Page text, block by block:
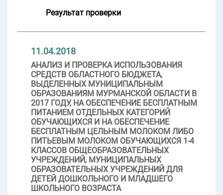
Результат проверки
11.04.2018
АНАЛИЗ И ПРОВЕРКА ИСПОЛЬЗОВАНИЯ
СРЕДСТВ ОБЛАСТНОГО БЮДЖЕТА,
ВЫДЕЛЕННЫХ МУНИЦИПАЛЬНЫМ
ОБРАЗОВАНИЯМ МУРМАНСКОЙ ОБЛАСТИ В
2017 ГОДУ, НА ОБЕСПЕЧЕНИЕ БЕСПЛАТНЫМ
ПИТАНИЕМ ОТДЕЛЬНЫХ КАТЕГОРИЙ
ОБУЧАЮЩИХСЯ И НА ОБЕСПЕЧЕНИЕ
БЕСПЛАТНЫМ ЦЕЛЬНЫМ МОЛОКОМ ЛИБО
ПИТЬЕВЫМ МОЛОКОМ ОБУЧАЮЩИХСЯ 1-4
КЛАССОВ ОБЩЕОБРАЗОВАТЕЛЬНЫХ
УЧРЕЖДЕНИЙ, МУНИЦИПАЛЬНЫХ
ОБРАЗОВАТЕЛЬНЫХ УЧРЕЖДЕНИЙ ДЛЯ
ДЕТЕЙ ДОШКОЛЬНОГО И МЛАДШЕГО
ШКОЛЬНОГО ВОЗРАСТА